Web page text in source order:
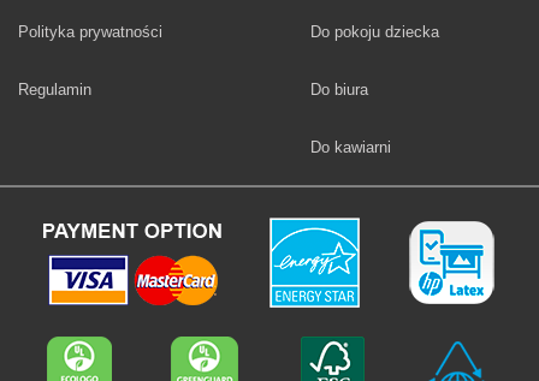
Polityka prywatności
Regulamin
Fototapety
Do pokoju dziecka
Fototapety
Do biura
Fototapety
Do kawiarni